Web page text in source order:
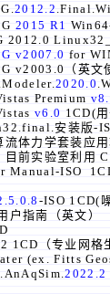
2012.2
2015 R1
2012.0
v2007.0 for
v2003.0（英文
2020.0
Premium
v6.0 1CD(
安装版-
流体力学套装应
目前实验室利用
Manual-ISO
-ISO 1CD(
指南（英文）
1CD（专业网格
(ex. Fitts
2022.2